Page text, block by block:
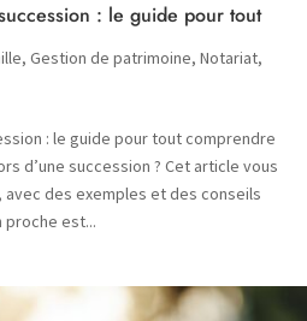
: le guide pour tout
, Gestion de patrimoine, Notariat,
: le guide pour tout comprendre
d’une succession ? Cet article vous
des exemples et des conseils
est...